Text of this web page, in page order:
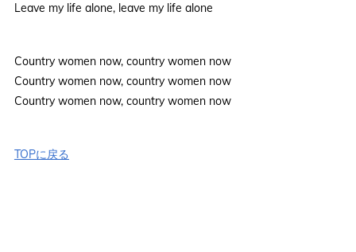
Leave my life alone, leave my life alone
Country women now, country women now
Country women now, country women now
Country women now, country women now
TOPに戻る